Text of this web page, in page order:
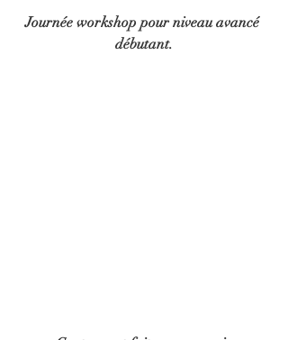
Journée workshop pour niveau avancé
débutant.